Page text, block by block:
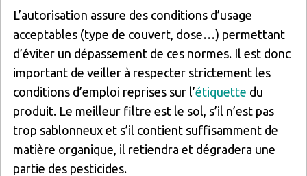
L’autorisation assure des conditions d’usage
acceptables (type de couvert, dose…) permettant
d’éviter un dépassement de ces normes. Il est donc
important de veiller à respecter strictement les
conditions d’emploi reprises sur l’étiquette du
produit. Le meilleur filtre est le sol, s’il n’est pas
trop sablonneux et s’il contient suffisamment de
matière organique, il retiendra et dégradera une
partie des pesticides.